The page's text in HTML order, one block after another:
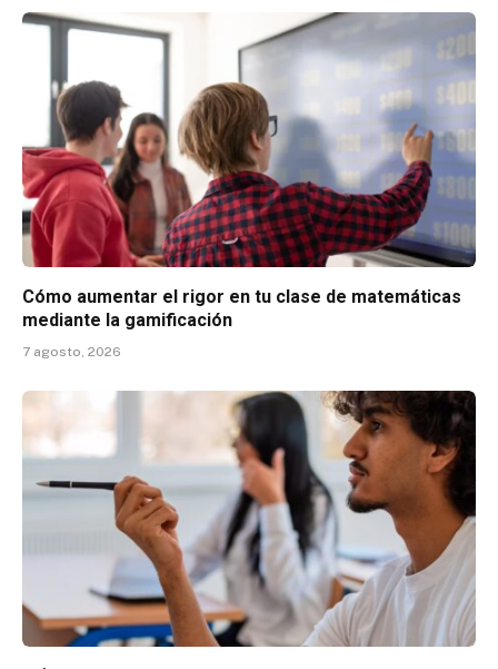
Cómo aumentar el rigor en tu clase de matemáticas
mediante la gamificación
7 agosto, 2026